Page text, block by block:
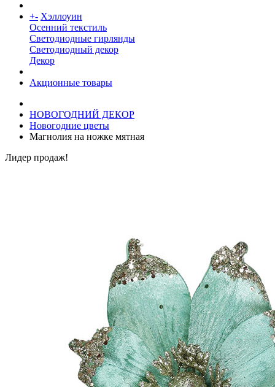
+- Хэллоуин
Осенний текстиль
Светодиодные гирлянды
Светодиодный декор
Декор
Акционные товары
НОВОГОДНИЙ ДЕКОР
Новогодние цветы
Магнолия на ножке мятная
Лидер продаж!